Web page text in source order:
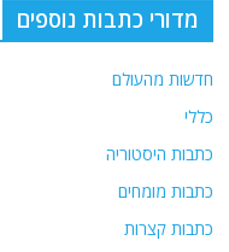
מדורי כתבות נוספים
חדשות מהעולם
כללי
כתבות היסטוריה
כתבות מומחים
כתבות קצרות